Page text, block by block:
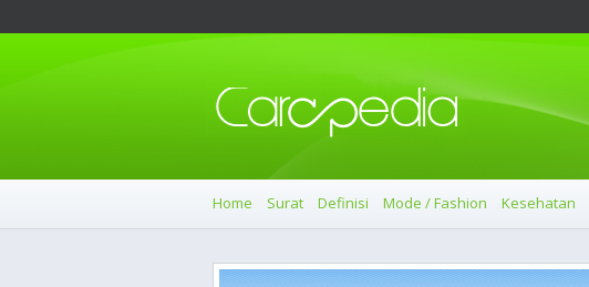
Home Surat Definisi Mode / Fashion Kesehatan